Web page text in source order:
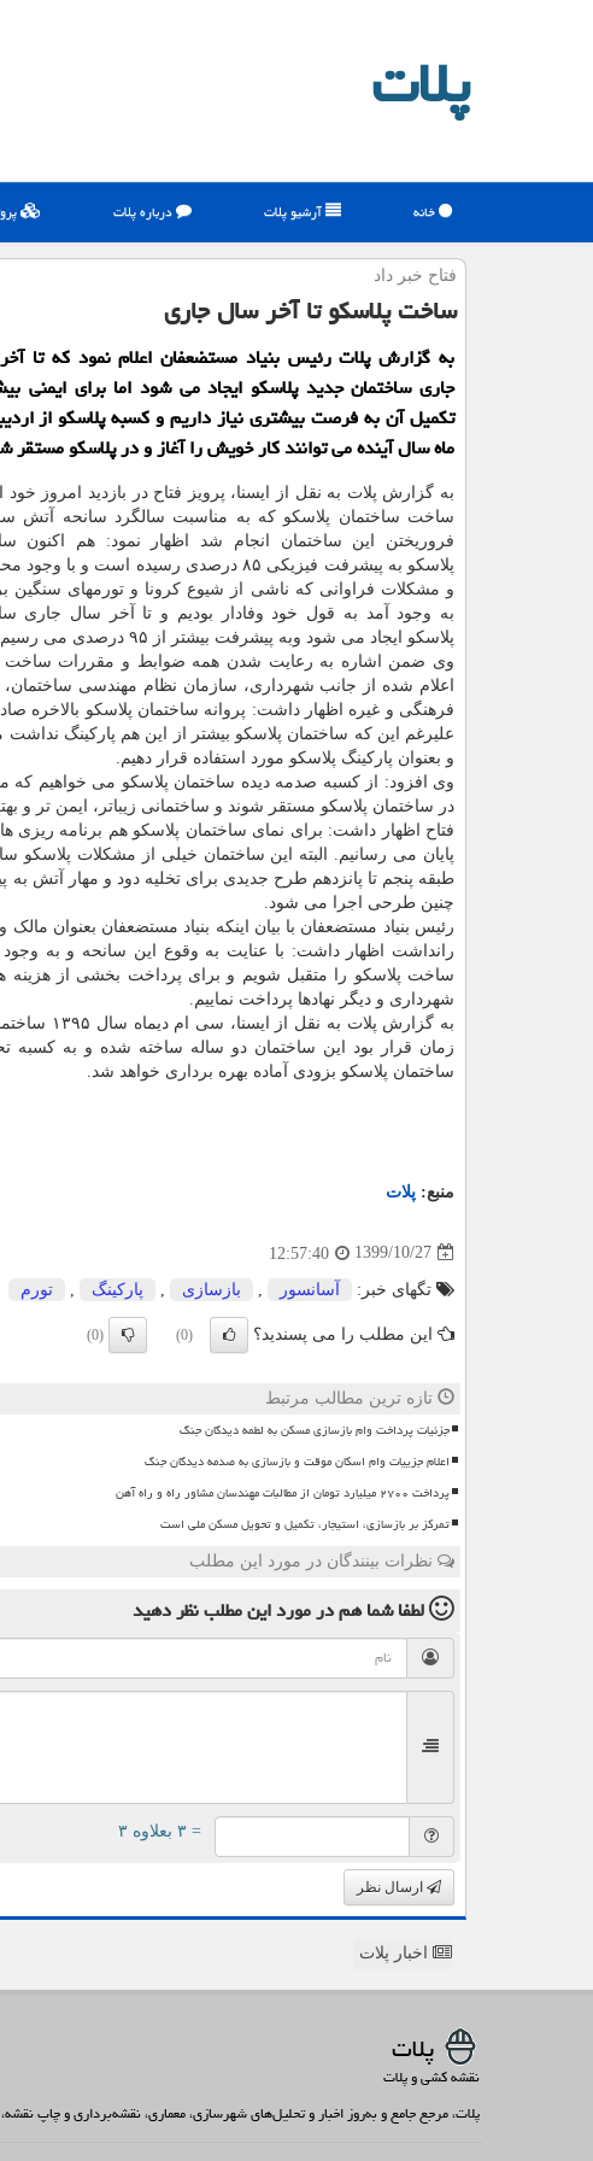
پلات
خانه آرشیو پلات درباره پلات
فتاح خبر داد
ساخت پلاسكو تا آخر سال جاری
به گزارش پلات رئیس بنیاد مستضعفان اعلام نمود که تا
جاری ساختمان جدید پلاسکو ایجاد می شود اما برای ایمنی
تکمیل آن به فرصت بیشتری نیاز داریم و کسبه پلاسکو از
ماه سال آینده می توانند کار خویش را آغاز و در پلاسکو مستقر
به گزارش پلات به نقل از ایسنا، پرویز فتاح در بازدید امروز خود
ساخت ساختمان پلاسکو که به مناسبت سالگرد سانحه آتش
فروریختن این ساختمان انجام شد اظهار نمود: هم اکنون
پلاسکو به پیشرفت فیزیکی ۸۵ درصدی رسیده است و با وجود
و مشکلات فراوانی که ناشی از شیوع کرونا و تورمهای سنگین
به وجود آمد به قول خود وفادار بودیم و تا آخر سال جاری
پلاسکو ایجاد می شود وبه پیشرفت بیشتر از ۹۵ درصدی می رسیم.
وی ضمن اشاره به رعایت شدن همه ضوابط و مقررات ساخت
اعلام شده از جانب شهرداری، سازمان نظام مهندسی ساختمان،
فرهنگی و غیره اظهار داشت: پروانه ساختمان پلاسکو بالاخره
علیرغم این که ساختمان پلاسکو بیشتر از این هم پارکینگ
و بعنوان پارکینگ پلاسکو مورد استفاده قرار دهیم.
وی افزود: از کسبه صدمه دیده ساختمان پلاسکو می خواهیم که
در ساختمان پلاسکو مستقر شوند و ساختمانی زیباتر، ایمن تر و
فتاح اظهار داشت: برای نمای ساختمان پلاسکو هم برنامه ریزی
پایان می رسانیم. البته این ساختمان خیلی از مشکلات
طبقه پنجم تا پانزدهم طرح جدیدی برای تخلیه دود و مهار آتش
چنین طرحی اجرا می شود.
رانداشت اظهار داشت: با عنایت به وقوع این سانحه و به وجود
ساخت پلاسکو را متقبل شویم و برای پرداخت بخشی از هزینه ها
شهرداری و دیگر نهادها پرداخت نماییم.
زمان قرار بود این ساختمان دو ساله ساخته شده و به کسبه
ساختمان پلاسکو بزودی آماده بهره برداری خواهد شد.
منبع: پلات
1399/10/27
12:57:40
تگهای خبر: آسانسور بازسازی پاركینگ تورم
این مطلب را می پسندید؟ (0)
(0)
تازه ترین مطالب مرتبط
جزئیات پرداخت وام بازسازی مسکن به لطمه دیدگان جنگ
اعلام جزییات وام اسکان موقت و بازسازی به صدمه دیدگان جنگ
پرداخت ۲۷۰۰ میلیارد تومان از مطالبات مهندسان مشاور راه و راه آهن
تمرکز بر بازسازی، استیجار، تکمیل و تحویل مسکن ملی است
نظرات بینندگان در مورد این مطلب
لطفا شما همدر مورد این مطلبنظر دهید
= ۳ بعلاوه ۳
ارسال نظر
اخبار پلات
پلات
نقشه کشی و پلات
پلات، مرجع جامع و به‌روز اخبار و تحلیل‌های شهرسازی، معماری، نقشه‌برداری و چاپ